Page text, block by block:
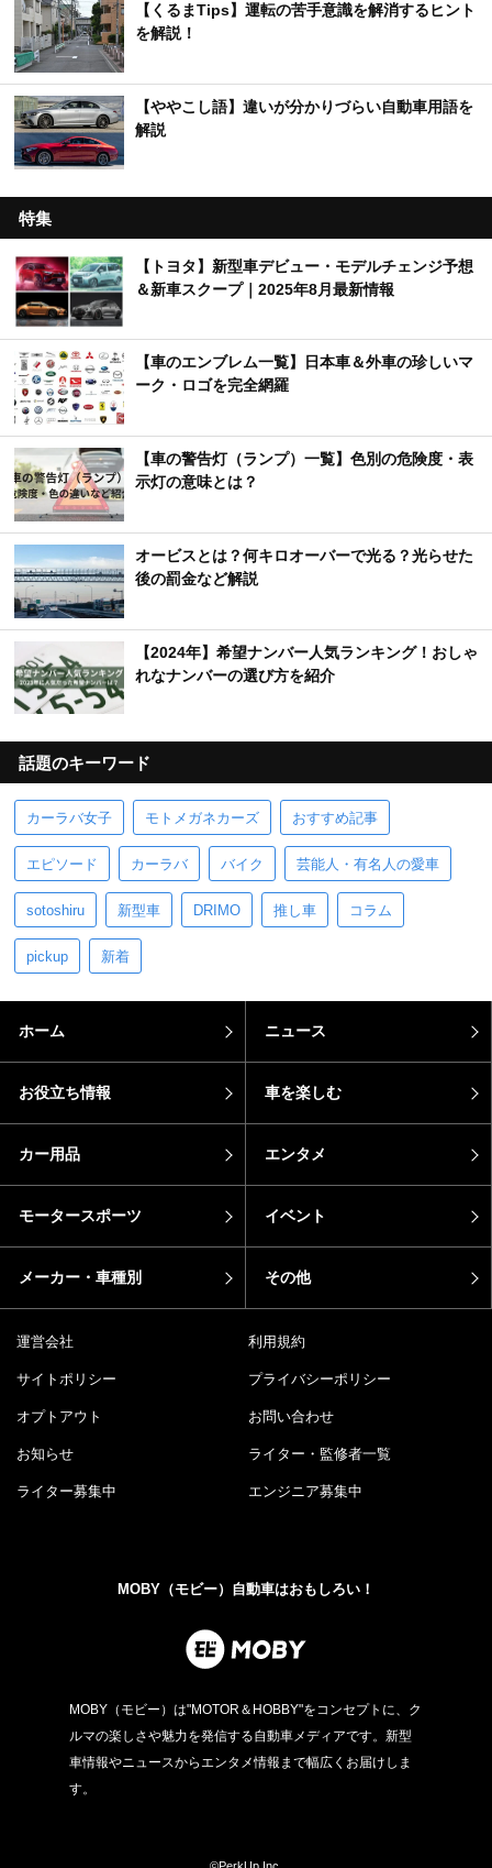
【くるまTips】運転の苦手意識を解消するヒント
を解説！
【ややこし語】違いが分かりづらい自動車用語を
解説
特集
【トヨタ】新型車デビュー・モデルチェンジ予想
＆新車スクープ｜2025年8月最新情報
【車のエンブレム一覧】日本車＆外車の珍しいマ
ーク・ロゴを完全網羅
【車の警告灯（ランプ）一覧】色別の危険度・表
示灯の意味とは？
オービスとは？何キロオーバーで光る？光らせた
後の罰金など解説
【2024年】希望ナンバー人気ランキング！おしゃ
れなナンバーの選び方を紹介
話題のキーワード
カーラバ女子 モトメガネカーズ おすすめ記事
エピソード カーラバ バイク 芸能人・有名人の愛車
sotoshiru 新型車 DRIMO 推し車 コラム
pickup 新着
ホーム ニュース
お役立ち情報 車を楽しむ
カー用品 エンタメ
モータースポーツ イベント
メーカー・車種別 その他
運営会社 利用規約
サイトポリシー プライバシーポリシー
オプトアウト お問い合わせ
お知らせ ライター・監修者一覧
ライター募集中 エンジニア募集中
MOBY（モビー）自動車はおもしろい！
MOBY（モビー）は"MOTOR＆HOBBY"をコンセプトに、ク
ルマの楽しさや魅力を発信する自動車メディアです。新型
車情報やニュースからエンタメ情報まで幅広くお届けしま
す。